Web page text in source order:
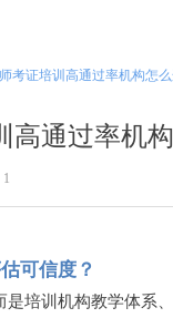
高通过率机
考证培训高通过率机构怎
可信度？
培训机构教学体系
1